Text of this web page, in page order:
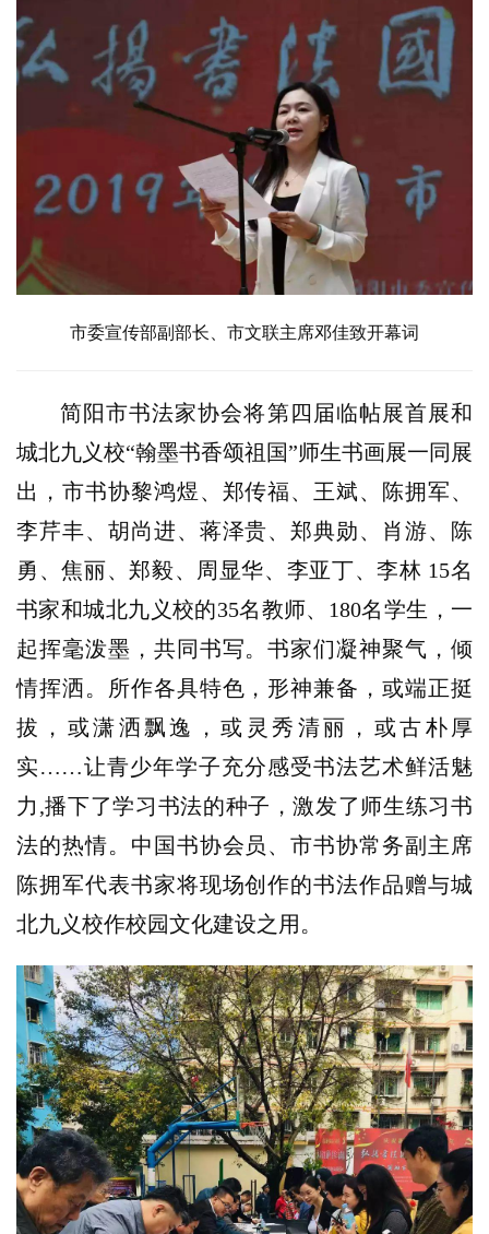
首
页
艺
快
讯
书
法
稿
学
术
研
究
法
书
欣
市委宣传部副部长、市文联主席邓佳致开幕词
简阳市书法家协会将第四届临帖展首展和
城北九义校“翰墨书香颂祖国”师生书画展一同展
出，市书协黎鸿煜、郑传福、王斌、陈拥军、
李芹丰、胡尚进、蒋泽贵、郑典勋、肖游、陈
勇、焦丽、郑毅、周显华、李亚丁、李林 15名
书家和城北九义校的35名教师、180名学生，一
起挥毫泼墨，共同书写。书家们凝神聚气，倾
情挥洒。所作各具特色，形神兼备，或端正挺
拔，或潇洒飘逸，或灵秀清丽，或古朴厚
实……让青少年学子充分感受书法艺术鲜活魅
力 ,播下了学习书法的种子，激发了师生练习书
法的热情。 中国书协会员、市书协常务副主席
陈拥军代表书家将现场创作的书法作品赠与城
北九义校作校园文化建设之用。